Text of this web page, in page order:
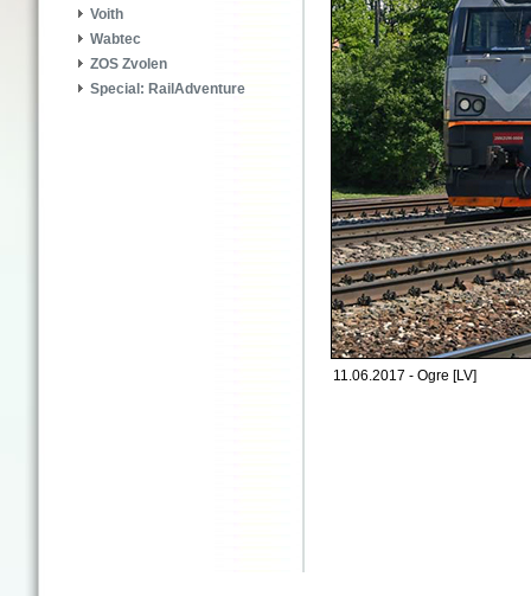
Voith
Wabtec
ZOS Zvolen
Special: RailAdventure
11.06.2017 - Ogre [LV]